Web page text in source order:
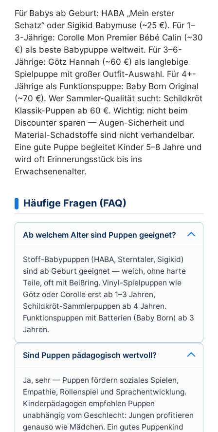
Für Babys ab Geburt: HABA „Mein erster
Schatz“ oder Sigikid Babymuse (~25 €). Für 1–
3-Jährige: Corolle Mon Premier Bébé Calin (~30
€) als beste Babypuppe weltweit. Für 3–6-
Jährige: Götz Hannah (~60 €) als langlebige
Spielpuppe mit großer Outfit-Auswahl. Für 4+-
Jährige als Funktionspuppe: Baby Born Original
(~70 €). Wer Sammler-Qualität sucht: Schildkröt
Klassik-Puppen ab 60 €. Wichtig: nicht beim
Discounter sparen — Augen-Sicherheit und
Material-Schadstoffe sind nicht verhandelbar.
Eine gute Puppe begleitet Kinder 5–8 Jahre und
wird oft Erinnerungsstück bis ins
Erwachsenenalter.
Häufige Fragen (FAQ)
Ab welchem Alter sind Puppen geeignet?
Stoff-Babypuppen (HABA, Sterntaler, Sigikid)
sind ab Geburt geeignet — weich, ohne harte
Teile, oft mit Beißring. Vinyl-Spielpuppen wie
Götz oder Corolle erst ab 1–3 Jahren,
Schildkröt-Sammlerpuppen ab 4 Jahren.
Funktionspuppen mit Batterien (Baby Born) ab 3
Jahren.
Sind Puppen pädagogisch wertvoll?
Ja, sehr — Puppen fördern soziales Spielen,
Empathie, Rollenspiel und Sprachentwicklung.
Kinderpädagogen empfehlen Puppen
unabhängig vom Geschlecht: Jungen profitieren
genauso wie Mädchen. Ein gutes Puppenkind